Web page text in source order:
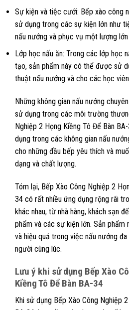
Sự kiện và tiệc cưới: Bếp xào công
sử dụng trong các sự kiện lớn như
nấu nướng và phục vụ một lượng
Lớp học nấu ăn: Trong các lớp học
tạo, sản phẩm này có thể được sử
thuật nấu nướng và cho các học
Những không gian nấu nướng
sử dụng trong các môi trường
Nghiệp 2 Họng Kiềng Tô Để Bàn
dụng trong các không gian nấu
cho những đầu bếp yêu thích và
dạng và chất lượng.
Tóm lại, Bếp Xào Công Nghiệp 2
34 có rất nhiều ứng dụng rộng rãi
khác nhau, từ nhà hàng, khách sạn
phẩm và các sự kiện lớn. Sản phẩm
và hiệu quả trong việc nấu nướng
người cùng lúc.
Lưu ý khi sử dụng Bếp Xào
Kiềng Tô Để Bàn BA-34
Khi sử dụng Bếp Xào Công Nghiệp